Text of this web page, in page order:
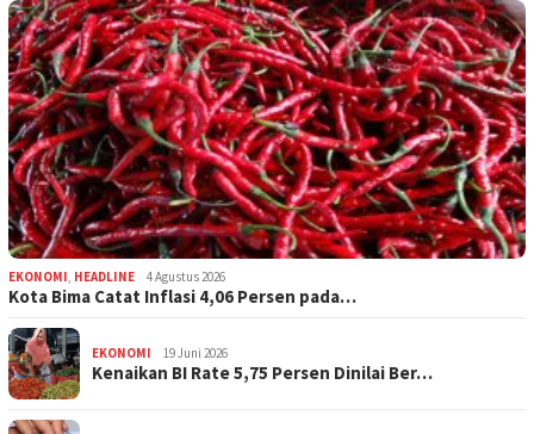
EKONOMI, HEADLINE 4 Agustus 2026
Kota Bima Catat Inflasi 4,06 Persen pada…
EKONOMI 19 Juni 2026
Kenaikan BI Rate 5,75 Persen Dinilai Ber…